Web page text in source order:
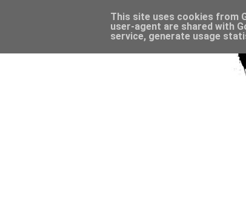
This site uses cookies from
user-agent are shared with
service, generate usage